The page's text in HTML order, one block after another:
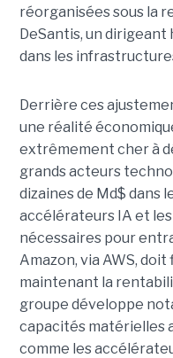
réorganisées sous la
DeSantis, un dirigeant
dans les
Derrière ces
une réalité
extrêmement cher à
grands acteurs
dizaines de Md$ dans
accélérateurs IA et
nécessaires pour
Amazon, via AWS,
maintenant la
groupe développe
capacités matérielles
comme les